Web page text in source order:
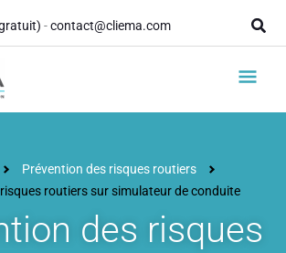
-contact@cliema.com
Prévention des risques routiers
routiers sur simulateur de conduite
des risques